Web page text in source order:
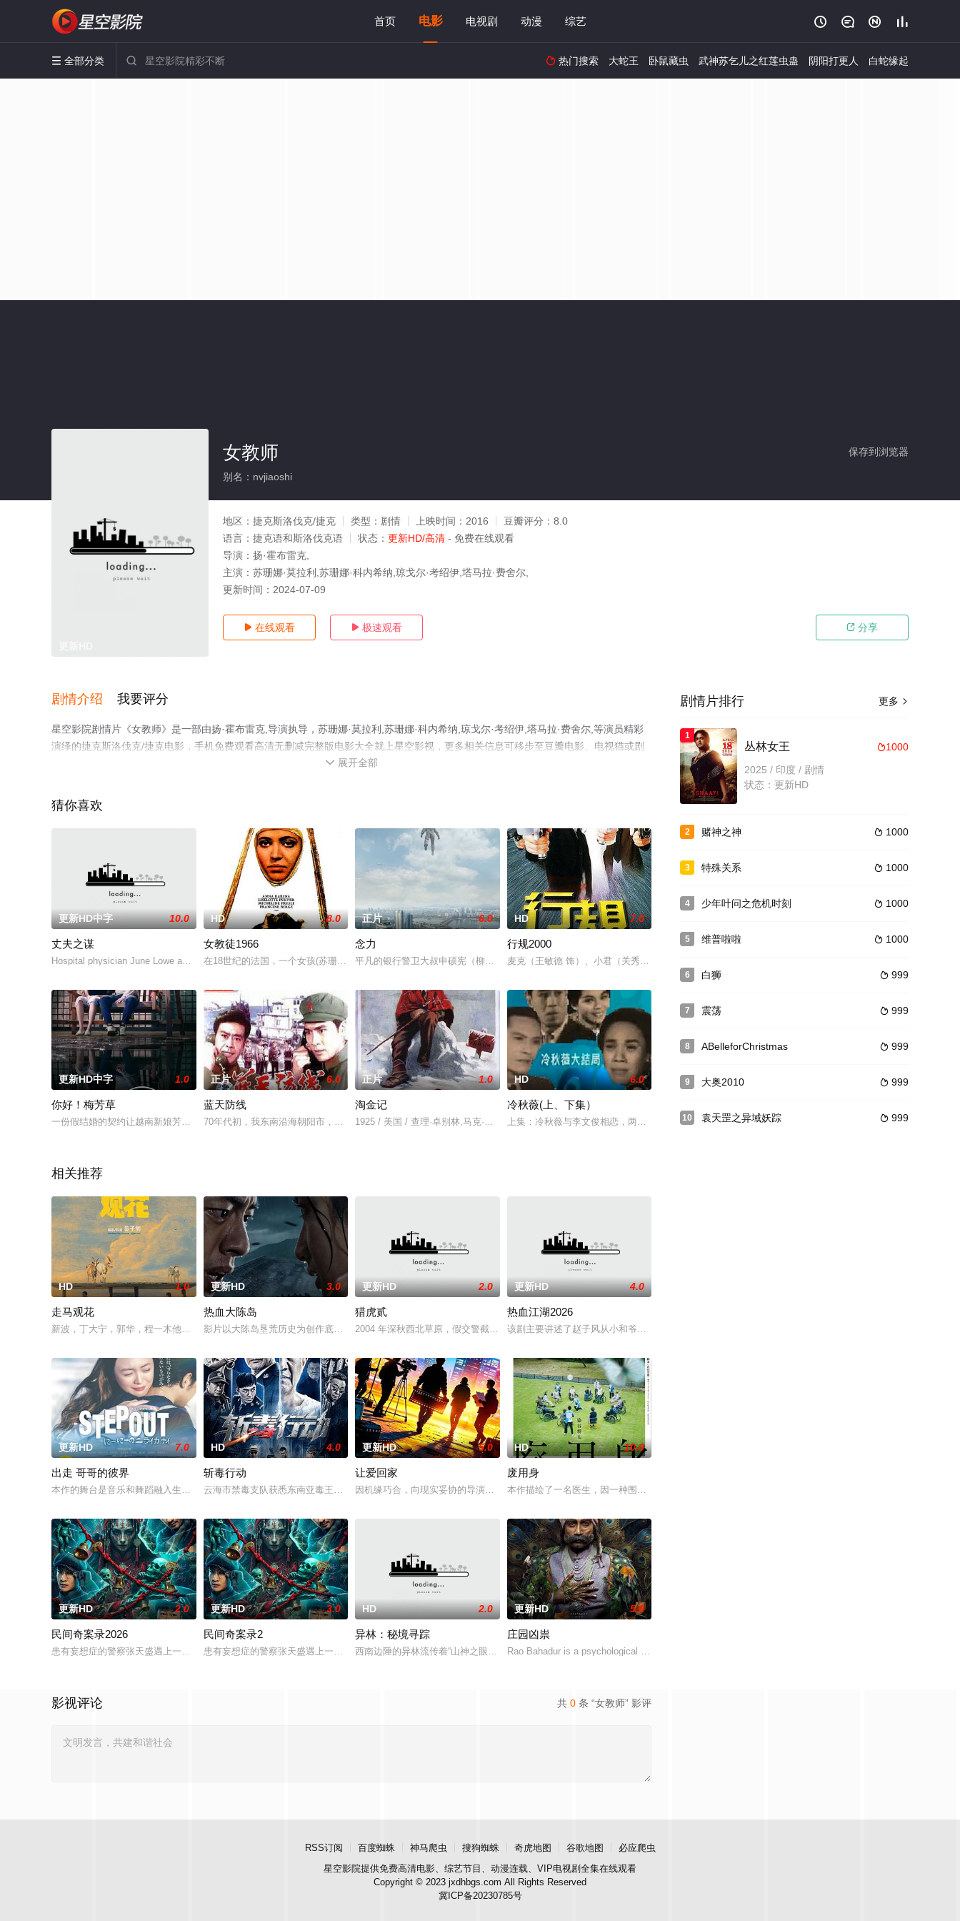
首页 电影 电视剧 动漫 综艺    
 全部分类   热门搜索 大蛇王 卧鼠藏虫 武神苏乞儿之红莲虫蛊 阴阳打更人 白蛇缘起
保存到浏览器
女教师
别名：nvjiaoshi
地区： 捷克斯洛伐克/捷克 类型： 剧情 上映时间： 2016 豆瓣评分： 8.0
语言： 捷克语和斯洛伐克语 状态： 更新HD/高清 - 免费在线观看
导演： 扬·霍布雷克,
主演： 苏珊娜·莫拉利,苏珊娜·科内希纳,琼戈尔·考绍伊,塔马拉·费舍尔,
更新时间： 2024-07-09
 在线观看  极速观看  分享
剧情介绍 我要评分
星空影院剧情片《女教师》是一部由扬·霍布雷克,导演执导，苏珊娜·莫拉利,苏珊娜·科内希纳,琼戈尔·考绍伊,塔马拉·费舍尔,等演员精彩
演绎的捷克斯洛伐克/捷克电影，手机免费观看高清无删减完整版电影大全就上星空影视，更多相关信息可移步至豆瓣电影、电视猫或剧
 展开全部
猜你喜欢
更新HD中字 10.0
丈夫之谋
Hospital physician June Lowe and successful author Rick Lowe have
HD 8.0
女教徒1966
在18世纪的法国，一个女孩(苏珊娜·西蒙宁)被迫违背自己的意愿宣誓成为一名修女。三位母亲的上级(莫尼夫人，圣克里斯汀修女和谢尔夫人)
正片 6.0
念力
平凡的银行警卫大叔申硕宪（柳承龙 饰），偶然间发现自己拥有一种可以控制身边物体的能力——念力。此时，十几年不见的女儿（沈恩京 饰）突
HD 7.0
行规2000
麦克（王敏德 饰）、小君（关秀媚 饰）、阿雪（林雪 饰）和小Q（吕颂贤 饰）是相识多年的好友兼搭档，小
更新HD中字 1.0
你好！梅芳草
一份假结婚的契约让越南新娘芳草爱上了残疾律师世杰，同时也让她离开了这个深爱她的男人，回到自己的家乡。本以为与世杰破镜重圆重归这片土地
正片 6.0
蓝天防线
70年代初，我东南沿海朝阳市，在国庆节到来之前，准备接待一批外国朋友和台湾侨胞。蒋匪出动“黑鸟”军用机，潜入白沙岛，妄图进行骚扰和破
正片 1.0
淘金记
1925 / 美国 / 查理·卓别林,马克·斯旺,汤姆·默里,亨利·伯格曼,Malcolm,Waite,乔治亚·黑尔,Jack,Adams,Sam,Alle
HD 6.0
冷秋薇(上、下集）
上集：冷秋薇与李文俊相恋，两人同居育有一子国雄。俊母嫌贫爱富，逼俊娶富家小姐郭玉珍，薇无奈遗下亲
相关推荐
HD 1.0
走马观花
新波，丁大宁，郭华，程一木他们毕业于同一所大学。他们和很多年轻人一样，自以为是，敏感错弱，没有被认可的才华。他们来自不同的地方，却有
更新HD 3.0
热血大陈岛
影片以大陈岛垦荒历史为创作底色，在尊重历史真实性的前提下，以年轻化、科技化的光影语言活化红色记忆，生动诠释了“艰苦创业、奋发图强、无
更新HD 2.0
猎虎贰
2004 年深秋西北草原，假交警截停铜矿押运车，炸药破箱、两命陨灭，悍匪携枪遁入茫茫戈壁。刑警杨志刚凭现场足迹与痕迹精准锁凶，追凶途
更新HD 4.0
热血江湖2026
该剧主要讲述了赵子风从小和爷爷在乡下习武，长大后从乡野来到大城市寻找自己的一处立足之地。在这样一
更新HD 7.0
出走 哥哥的彼界
本作的舞台是音乐和舞蹈融入生活的冲绳。与母亲朱音、妹妹舞一起生活的照屋踊，憧憬舞蹈学校的丽莎，开始了舞蹈生涯。朱音为了支撑家数在酒吧
HD 4.0
斩毒行动
云海市禁毒支队获悉东南亚毒王廖爷将携600余公斤毒品来云交易，火速成立“斩毒行动”专案组，借调警员安迪参战。首轮毒贩阿泰交易败露被廖
更新HD 5.0
让爱回家
因机缘巧合，向现实妥协的导演朱达仁萌生拍一部《河南人在北京》电影的念头，在说服主编姚松、老乡韩战、二房东杨小强加入后，一路曲折式“
HD 10.0
废用身
本作描绘了一名医生，因一种围绕“废用身”——因瘫痪等原因已无恢复可能的四肢——的治疗方法，而一步步
更新HD 2.0
民间奇案录2026
患有妄想症的警察张天盛遇上一起离奇的神像杀人事件，勘案过程中，牵引出“婴胎报仇”，“娘娘索命”等一连串妖异事件，张天盛虽被种种诡怪幻
更新HD 3.0
民间奇案录2
患有妄想症的警察张天盛遇上一起离奇的神像杀人事件，勘案过程中，牵引出“婴胎报仇”，“娘娘索命”等一连串妖异事件，张天盛虽被种种诡怪幻
HD 2.0
异林：秘境寻踪
西南边陲的异林流传着“山神之眼”的恐怖传说，生物系学生苏瑶与同学进山科考，却因遭遇飓风来袭而失联。救援副队长陈霖奉命带队深入丛林，一
更新HD 5.0
庄园凶祟
Rao Bahadur is a psychological drama set against the backdrop of a
共 0 条 “女教师” 影评
影视评论
更多 
剧情片排行
1
1000
丛林女王
2025 / 印度 / 剧情
状态：更新HD
2  1000
赌神之神
3  1000
特殊关系
4  1000
少年叶问之危机时刻
5  1000
维普啦啦
6  999
白狮
7  999
震荡
8  999
ABelleforChristmas
9  999
大奥2010
10  999
袁天罡之异域妖踪
RSS订阅 百度蜘蛛 神马爬虫 搜狗蜘蛛 奇虎地图 谷歌地图
必应爬虫
星空影院提供免费高清电影、综艺节目、动漫连载、VIP电视剧全集在线观看
Copyright © 2023 jxdhbgs.com All Rights Reserved
冀ICP备20230785号